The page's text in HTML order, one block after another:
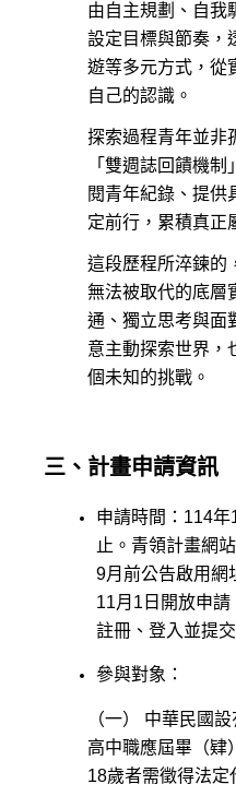
由自主規劃、自我
設定目標與節奏，
遊等多元方式，從
自己的認識。
探索過程青年並非
「雙週誌回饋機
閱青年紀錄、提供
定前行，累積真正
這段歷程所淬鍊的
無法被取代的底
通、獨立思考與面
意主動探索世界，
個未知的挑戰。
三、計畫申請資訊
申請時間：114年
止。青領計畫網
9月前公告啟用網
11月1日開放申
註冊、登入並提
參與對象：
（一） 中華民國
高中職應屆畢（肄
18歲者需徵得法定